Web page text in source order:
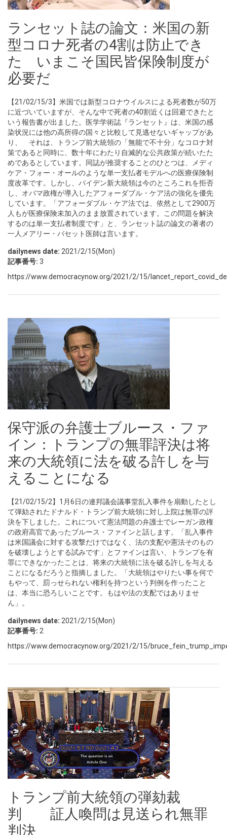
ランセット誌の論文：米国の新
型コロナ死者の4割は防止でき
た いまこそ国民皆保険制度が
必要だ
【21/02/15/3】米国では新型コロナウイルスによる死者数が50万
に近づいていますが、そんな中で死者の40割近くは回避できたと
いう報告書が出ました。医学学術誌『ランセット』は、米国の感
染状況には他の高所得の国々と比較して見逃せないギャップがあ
り、 それは、トランプ前大統領の「無能で不十分」なコロナ対
策であると同時に、数十年にわたり自滅的な公共政策が続いたた
めであるとしています。同誌が推奨することのひとつは、メディ
ケア・フォー・オールのような単一支払者モデルへの医療保険制
度改革です。しかし、バイデン新大統領は今のところこれを拒否
し、オバマ政権が導入したアフォーダブル・ケア法の強化を優先
しています。「アフォーダブル・ケア法では、依然として2900万
人もが医療保険未加入のまま放置されています。この問題を解決
するのは単一支払者制度です」と、ランセット誌の論文の著者の
一人メアリー・バセット医師は言います。
dailynews date: 2021/2/15(Mon)
記事番号: 3
https://www.democracynow.org/2021/2/15/
保守派の弁護士ブルース・ファ
イン：トランプの無罪評決は将
来の大統領に法を破る許しを与
えることになる
【21/02/15/2】1月6日の連邦議会議事堂乱入事件を扇動したとし
て弾劾されたドナルド・トランプ前大統領に対し上院は無罪の評
決を下しました。これについて憲法問題の弁護士でレーガン政権
の政府高官であったブルース・ファインと話します。「乱入事件
は米国議会に対する攻撃だけではなく、法の支配や憲法そのもの
を破壊しようとする試みです」とファインは言い、トランプを有
罪にできなかったことは、将来の大統領に法を破る許しを与える
ことになるだろうと指摘しました。「大統領はやりたい事を何で
もやって、罰っせられない権利を持つという判例を作ったこと
は、本当に恐ろしいことです。もはや法の支配ではありませ
ん」。
dailynews date: 2021/2/15(Mon)
記事番号: 2
https://www.democracynow.org/2021/2/15/
トランプ前大統領の弾劾裁
判 証人喚問は見送られ無罪
判決